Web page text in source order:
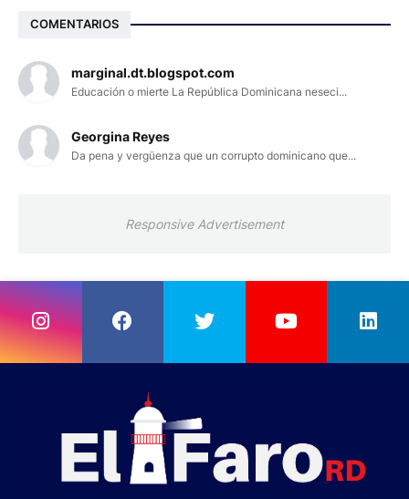
COMENTARIOS
marginal.dt.blogspot.com
Educación o mierte La República Dominicana neseci...
Georgina Reyes
Da pena y vergüenza que un corrupto dominicano que...
Responsive Advertisement